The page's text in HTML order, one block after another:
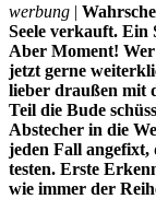
werbung |
Seele verkauft. Ein
Aber Moment!
jetzt gerne
lieber draußen mit
Teil die Bude
Abstecher in die
jeden Fall angefixt,
testen. Erste
wie immer der